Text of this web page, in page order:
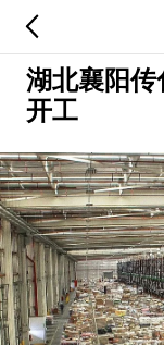
湖北襄阳
开工